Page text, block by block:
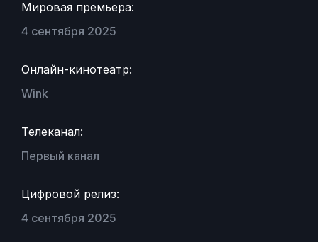
Мировая премьера:
4 сентября 2025
Онлайн-кинотеатр:
Wink
Телеканал:
Первый канал
Цифровой релиз:
4 сентября 2025